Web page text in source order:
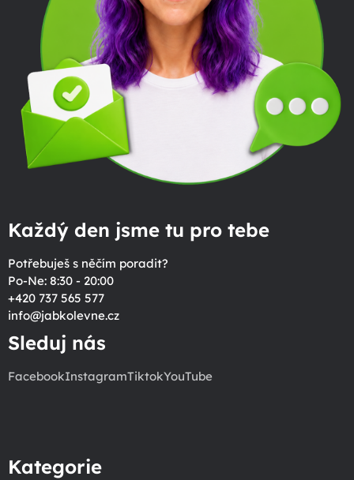
Každý den jsme tu pro tebe
Potřebuješ s něčím poradit?
Po-Ne: 8:30 - 20:00
+420 737 565 577
info@jabkolevne.cz
Sleduj nás
FacebookInstagramTiktokYouTube
Kategorie